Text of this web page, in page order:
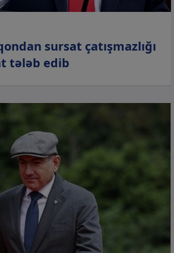
sursat çatışmazlığı
tələb edib